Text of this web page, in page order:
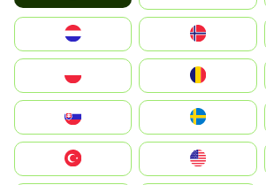
United States